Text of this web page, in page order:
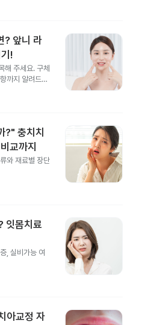
? 앞니 라
!
해 주세요. 구체
까지 알려드릴
?" 충치치
교까지
와 재료별 장단
잇몸치료
, 실비가능 여
아교정 자